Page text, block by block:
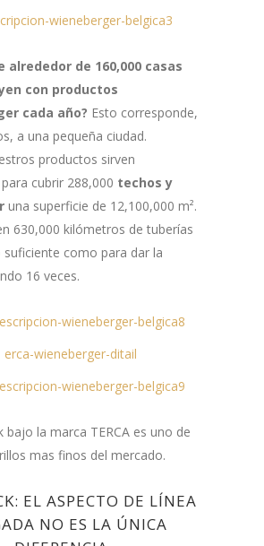
alrededor de 160,000 casas
con productos
cada año? Esto corresponde,
a una pequeña ciudad.
productos sirven
cubrir 288,000 techos y
una superficie de 12,100,000 m².
630,000 kilómetros de tuberías
suficiente como para dar la
16 veces.
bajo la marca TERCA es uno de
mas finos del mercado.
EL ASPECTO DE LÍNEA
NO ES LA ÚNICA